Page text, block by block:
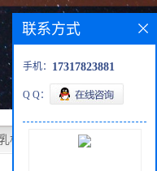
杆菌 ATCC 8014
联系方式
手机： 17317823881
Q Q：